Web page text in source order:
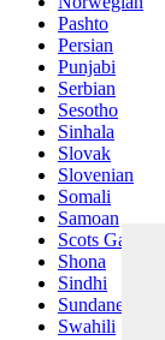
Pashto
Persian
Punjabi
Serbian
Sesotho
Sinhala
Slovak
Slovenian
Somali
Samoan
Scots Gaelic
Shona
Sindhi
Sundanese
Swahili